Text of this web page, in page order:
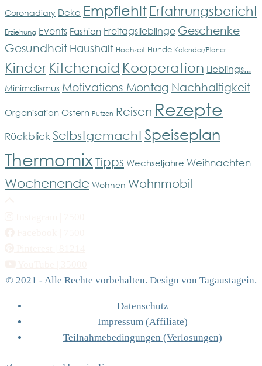
Coronadiary Deko Empfiehlt Erfahrungsbericht
Erziehung Events Fashion Freitagslieblinge Geschenke
Gesundheit Haushalt Hochzeit Hunde Kalender/Planer
Kinder Kitchenaid Kooperation Lieblings...
Minimalismus Motivations-Montag Nachhaltigkeit
Organisation Ostern Putzen Reisen Rezepte
RückblickSelbstgemachtSpeiseplan
Thermomix Tipps Wechseljahre Weihnachten
Wochenende Wohnen Wohnmobil
© 2021 - Alle Rechte vorbehalten. Design von Tagaustagein.
Datenschutz
Impressum (Affiliate)
Teilnahmebedingungen (Verlosungen)